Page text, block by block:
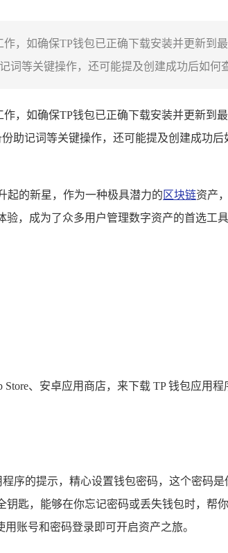
，如确保TP钱包已正确下载安装并更新到
等关键操作，还可能提及创建成功后如何
，如确保TP钱包已正确下载安装并更新到
助记词等关键操作，还可能提及创建成功
起的新星，作为一种极具潜力的 区块链资产
，成为了众多用户管理数字资产的首选工
、安卓应用商店，来下载 TP 钱包应用
序的提示，精心设置钱包密码，这个密码
匙，能够在你忘记密码或丢失钱包时，
账号和密码登录即可开启资产之旅。